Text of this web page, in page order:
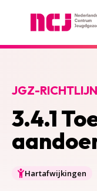
3.4.1
JGZ-
Hartafwijkingen